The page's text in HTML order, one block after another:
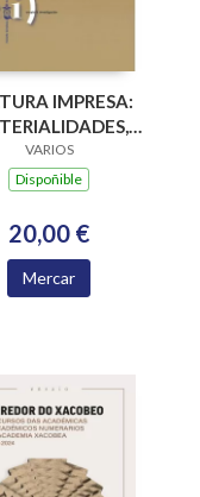
IMPRESA:
E
EPISTÉMICOS
VARIOS
Dispoñible
20,00 €
Mercar